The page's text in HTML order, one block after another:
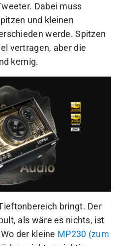
Dabei muss
und kleinen
werde. Spitzen
vertragen, aber die
kernig.
bringt. Der
als wäre es nichts, ist
der kleine MP230 (zum